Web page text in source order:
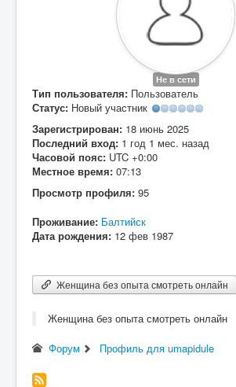
Не в сети
Тип пользователя: Пользователь
Статус: Новый участник
Зарегистрирован: 18 июнь 2025
Последний вход: 1 год 1 мес. назад
Часовой пояс: UTC +0:00
Местное время: 07:13
Просмотр профиля: 95
Проживание: Балтийск
Дата рождения: 12 фев 1987
Женщина без опыта смотреть онлайн
Женщина без опыта смотреть онлайн
Форум
Профиль для umapidule